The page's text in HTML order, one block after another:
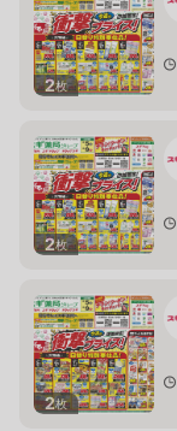
2枚
2枚
2枚